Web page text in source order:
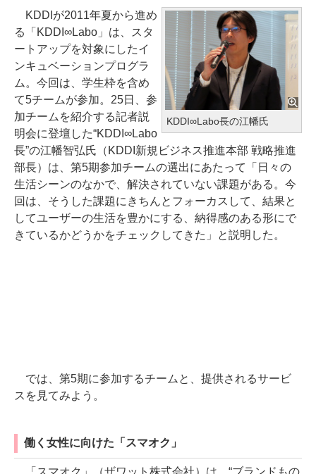
KDDI∞Labo長の江幡氏
KDDIが2011年夏から進め
る「KDDI∞Labo」は、スタ
ートアップを対象にしたイ
ンキュベーションプログラ
ム。今回は、学生枠を含め
て5チームが参加。25日、参
加チームを紹介する記者説
明会に登壇した“KDDI∞Labo
長”の江幡智弘氏（KDDI新規ビジネス推進本部 戦略推進
部長）は、第5期参加チームの選出にあたって「日々の
生活シーンのなかで、解決されていない課題がある。今
回は、そうした課題にきちんとフォーカスして、結果と
してユーザーの生活を豊かにする、納得感のある形にで
きているかどうかをチェックしてきた」と説明した。
では、第5期に参加するチームと、提供されるサービ
スを見てみよう。
働く女性に向けた「スマオク」
「スマオク」（ザワット株式会社）は、“ブランドもの